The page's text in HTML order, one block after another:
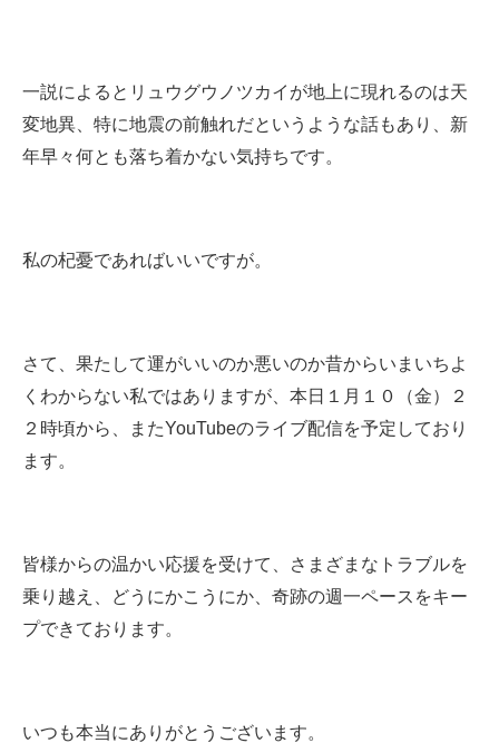
一説によるとリュウグウノツカイが地上に現れるのは天
変地異、特に地震の前触れだというような話もあり、新
年早々何とも落ち着かない気持ちです。
私の杞憂であればいいですが。
さて、果たして運がいいのか悪いのか昔からいまいちよ
くわからない私ではありますが、本日１月１０（金）２
２時頃から、またYouTubeのライブ配信を予定しており
ます。
皆様からの温かい応援を受けて、さまざまなトラブルを
乗り越え、どうにかこうにか、奇跡の週一ペースをキー
プできております。
いつも本当にありがとうございます。